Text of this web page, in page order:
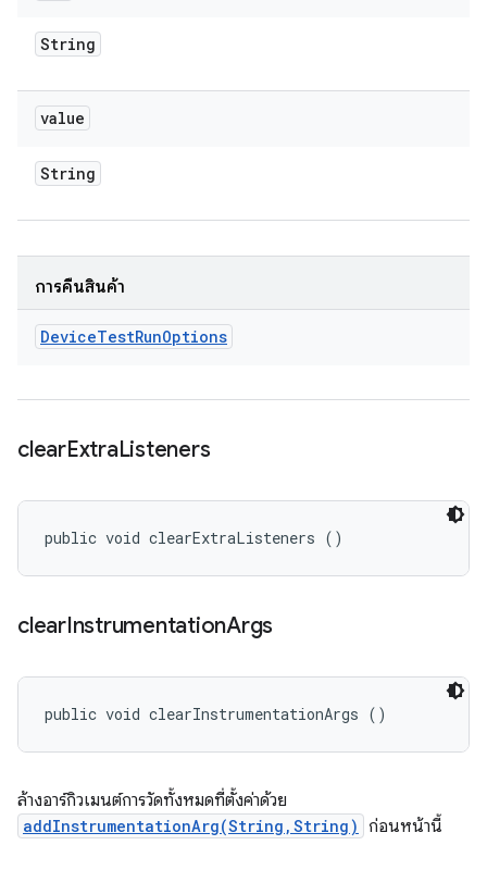
String
value
String
การคืนสินค้า
DeviceTestRunOptions
clearExtraListeners
public void clearExtraListeners ()
clearInstrumentationArgs
public void clearInstrumentationArgs ()
ล้างอาร์กิวเมนต์การวัดทั้งหมดที่ตั้งค่าด้วย
addInstrumentationArg(String,String) ก่อนหน้านี้